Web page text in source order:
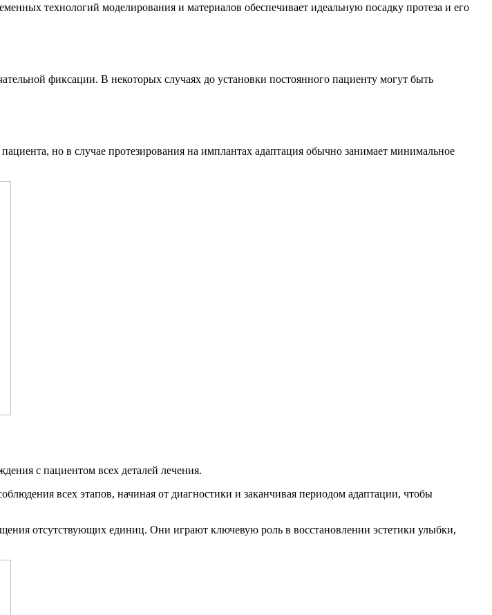
технологий моделирования и материалов обеспечивает идеальную посадку протеза и его
фиксации. В некоторых случаях до установки постоянного пациенту могут быть
но в случае протезирования на имплантах адаптация обычно занимает минимальное
с пациентом всех деталей лечения.
всех этапов, начиная от диагностики и заканчивая периодом адаптации, чтобы
отсутствующих единиц. Они играют ключевую роль в восстановлении эстетики улыбки,